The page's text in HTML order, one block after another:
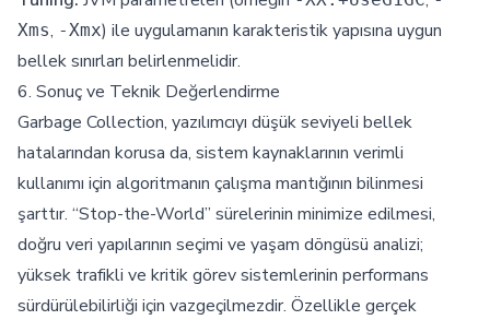
Xms, -Xmx) ile uygulamanın karakteristik yapısına uygun
bellek sınırları belirlenmelidir.
6. Sonuç ve Teknik Değerlendirme
Garbage Collection, yazılımcıyı düşük seviyeli bellek
hatalarından korusa da, sistem kaynaklarının verimli
kullanımı için algoritmanın çalışma mantığının bilinmesi
şarttır. “Stop-the-World” sürelerinin minimize edilmesi,
doğru veri yapılarının seçimi ve yaşam döngüsü analizi;
yüksek trafikli ve kritik görev sistemlerinin performans
sürdürülebilirliği için vazgeçilmezdir. Özellikle gerçek